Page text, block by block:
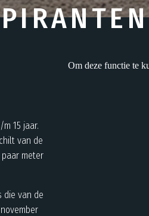
15 jaar.
van de
meter
die van de